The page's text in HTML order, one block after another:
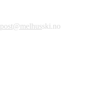
post@melhusski.no